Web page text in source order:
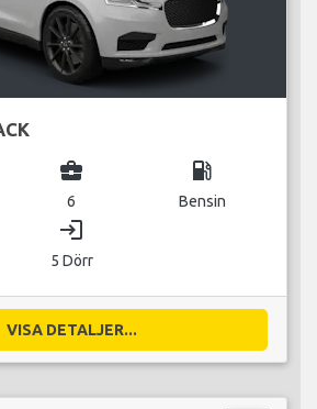
business_center
6
local_gas_station
Bensin
login
5 Dörr
VISA DETALJER...